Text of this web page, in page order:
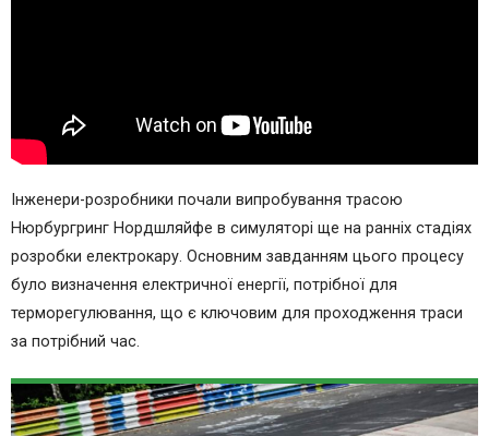
Інженери-розробники почали випробування трасою
Нюрбургринг Нордшляйфе в симуляторі ще на ранніх стадіях
розробки електрокару. Основним завданням цього процесу
було визначення електричної енергії, потрібної для
терморегулювання, що є ключовим для проходження траси
за потрібний час.